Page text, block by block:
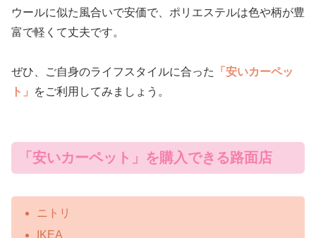
ウールに似た風合いで安価で、ポリエステルは色や柄が豊
富で軽くて丈夫です。
ぜひ、ご自身のライフスタイルに合った
「安いカーペッ
ト」
をご利用してみましょう。
「安いカーペット」を購入できる路面店
ニトリ
IKEA